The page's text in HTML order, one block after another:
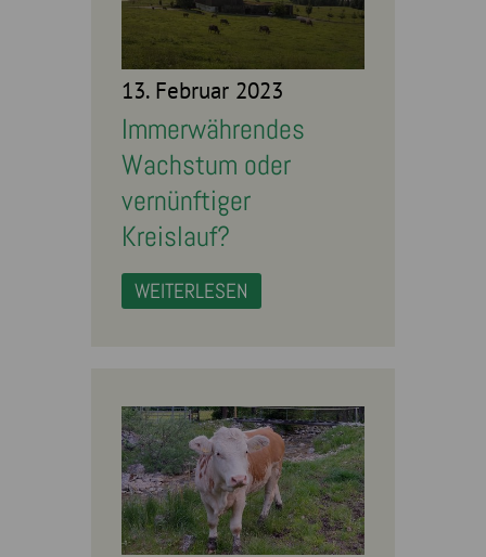
13. Februar 2023
Immerwährendes
Wachstum oder
vernünftiger
Kreislauf?
WEITERLESEN